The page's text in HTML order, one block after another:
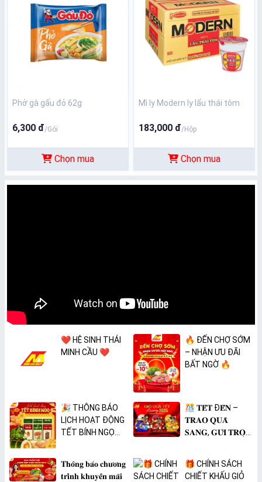
Phở gà gấu đỏ 62g
6,300 đ/Gói
Chọn mua
Mì ly Modern ly lẩu thái tôm
183,000 đ/Hộp
Chọn mua
❤️ HỆ SINH THÁI
MINH CẦU ❤️
🔥 ĐẾN CHỢ SỚM
– NHẬN ƯU ĐÃI
BẤT NGỜ 🔥
🎉 THÔNG BÁO
LỊCH HOẠT ĐỘNG
TẾT BÍNH NGỌ
🎊 𝐓𝐄̂́𝐓 Đ𝐄̂́𝐍 –
𝐓𝐑𝐀𝐎 𝐐𝐔𝐀̀
𝐒𝐀𝐍𝐆, 𝐆𝐔̛̉𝐈 𝐓𝐑𝐎̣𝐍
𝐓𝐡𝐨̂𝐧𝐠 𝐛𝐚́𝐨 𝐜𝐡𝐮̛𝐨̛𝐧𝐠
𝐭𝐫𝐢̀𝐧𝐡 𝐤𝐡𝐮𝐲𝐞̂́𝐧 𝐦𝐚̃𝐢
🎁 CHÍNH SÁCH
CHIẾT KHẤU GIỎ